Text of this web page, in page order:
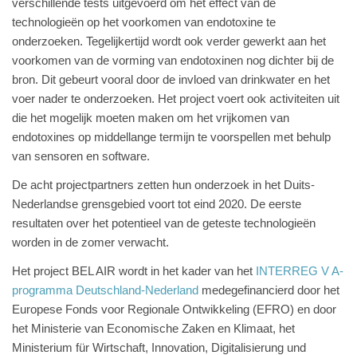
verschillende tests uitgevoerd om het effect van de
technologieën op het voorkomen van endotoxine te
onderzoeken. Tegelijkertijd wordt ook verder gewerkt aan het
voorkomen van de vorming van endotoxinen nog dichter bij de
bron. Dit gebeurt vooral door de invloed van drinkwater en het
voer nader te onderzoeken. Het project voert ook activiteiten uit
die het mogelijk moeten maken om het vrijkomen van
endotoxines op middellange termijn te voorspellen met behulp
van sensoren en software.
De acht projectpartners zetten hun onderzoek in het Duits-
Nederlandse grensgebied voort tot eind 2020. De eerste
resultaten over het potentieel van de geteste technologieën
worden in de zomer verwacht.
Het project BEL AIR wordt in het kader van het INTERREG V A-
programma Deutschland-Nederland medegefinancierd door het
Europese Fonds voor Regionale Ontwikkeling (EFRO) en door
het Ministerie van Economische Zaken en Klimaat, het
Ministerium für Wirtschaft, Innovation, Digitalisierung und